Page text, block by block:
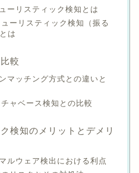
ーリスティック検知とは
ーリスティック検知（振る
は
較
マッチング方式との違いと
ャベース検知との比較
検知のメリットとデメリ
ルウェア検出における利点